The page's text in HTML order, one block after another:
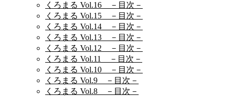
くろまる Vol.16 －目次－
くろまる Vol.15 －目次－
くろまる Vol.14 －目次－
くろまる Vol.13 －目次－
くろまる Vol.12 －目次－
くろまる Vol.11 －目次－
くろまる Vol.10 －目次－
くろまる Vol.9 －目次－
くろまる Vol.8 －目次－